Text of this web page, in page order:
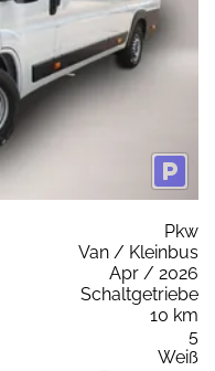
Pkw
Van / Kleinbus
Apr / 2026
Schaltgetriebe
10 km
5
Weiß